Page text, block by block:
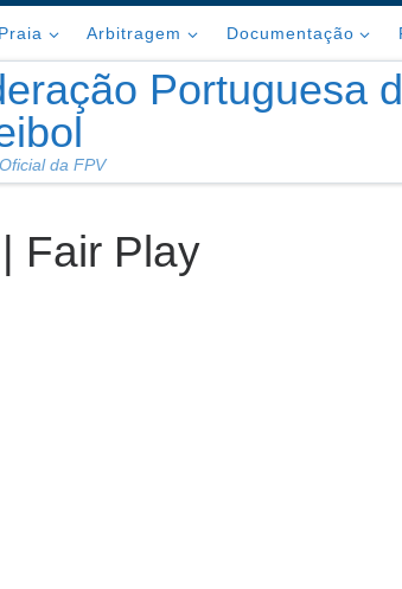
Arbitragem Documentação
Portuguesa
da FPV
Fair Play